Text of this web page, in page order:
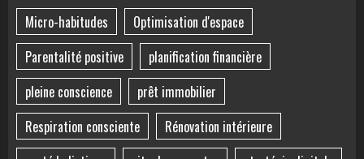
Micro-habitudes
Optimisation d'espace
Parentalité positive
planification financière
pleine conscience
prêt immobilier
Respiration consciente
Rénovation intérieure